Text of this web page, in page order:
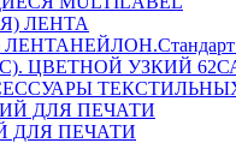
НЕЙЛОН.Стандарт
ЦВЕТНОЙ УЗКИЙ 62
ДЛЯ ПЕЧАТИ